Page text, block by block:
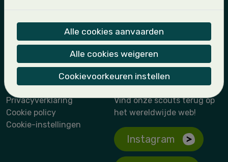
Activiteiten
Nieuws
Wettelijk
Privacyverklaring
Cookie policy
Cookie-instellingen
Sociale media
Vind onze scouts terug op
het wereldwijde web!
Instagram
Alle cookies aanvaarden
Alle cookies weigeren
Cookievoorkeuren instellen